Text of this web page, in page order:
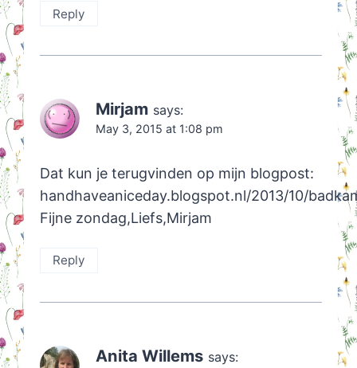
Reply
Mirjam says:
May 3, 2015 at 1:08 pm
Dat kun je terugvinden op mijn blogpost:
handhaveaniceday.blogspot.nl/2013/10/
Fijne zondag,Liefs,Mirjam
Reply
Anita Willems says: